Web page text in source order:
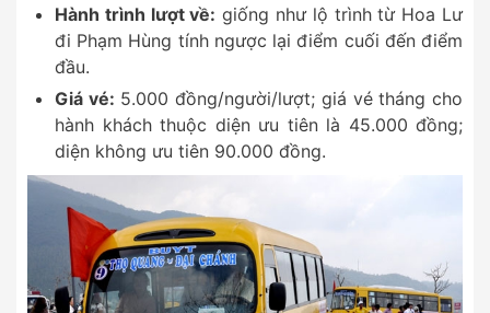
Hành trình lượt về: giống như lộ trình từ Hoa Lư
đi Phạm Hùng tính ngược lại điểm cuối đến điểm
đầu.
Giá vé: 5.000 đồng/người/lượt; giá vé tháng cho
hành khách thuộc diện ưu tiên là 45.000 đồng;
diện không ưu tiên 90.000 đồng.